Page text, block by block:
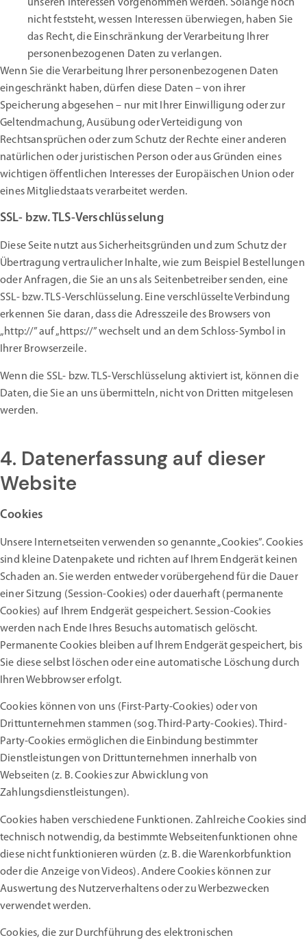
unseren Interessen vorgenommen werden. Solange noch
nicht feststeht, wessen Interessen überwiegen, haben Sie
das Recht, die Einschränkung der Verarbeitung Ihrer
personenbezogenen Daten zu verlangen.
Wenn Sie die Verarbeitung Ihrer personenbezogenen Daten
eingeschränkt haben, dürfen diese Daten – von ihrer
Speicherung abgesehen – nur mit Ihrer Einwilligung oder zur
Geltendmachung, Ausübung oder Verteidigung von
Rechtsansprüchen oder zum Schutz der Rechte einer anderen
natürlichen oder juristischen Person oder aus Gründen eines
wichtigen öffentlichen Interesses der Europäischen Union oder
eines Mitgliedstaats verarbeitet werden.
SSL- bzw. TLS-Verschlüsselung
Diese Seite nutzt aus Sicherheitsgründen und zum Schutz der
Übertragung vertraulicher Inhalte, wie zum Beispiel Bestellungen
oder Anfragen, die Sie an uns als Seitenbetreiber senden, eine
SSL- bzw. TLS-Verschlüsselung. Eine verschlüsselte Verbindung
erkennen Sie daran, dass die Adresszeile des Browsers von
„http://” auf „https://” wechselt und an dem Schloss-Symbol in
Ihrer Browserzeile.
Wenn die SSL- bzw. TLS-Verschlüsselung aktiviert ist, können die
Daten, die Sie an uns übermitteln, nicht von Dritten mitgelesen
werden.
4. Datenerfassung auf dieser
Website
Cookies
Unsere Internetseiten verwenden so genannte „Cookies”. Cookies
sind kleine Datenpakete und richten auf Ihrem Endgerät keinen
Schaden an. Sie werden entweder vorübergehend für die Dauer
einer Sitzung (Session-Cookies) oder dauerhaft (permanente
Cookies) auf Ihrem Endgerät gespeichert. Session-Cookies
werden nach Ende Ihres Besuchs automatisch gelöscht.
Permanente Cookies bleiben auf Ihrem Endgerät gespeichert, bis
Sie diese selbst löschen oder eine automatische Löschung durch
Ihren Webbrowser erfolgt.
Cookies können von uns (First-Party-Cookies) oder von
Drittunternehmen stammen (sog. Third-Party-Cookies). Third-
Party-Cookies ermöglichen die Einbindung bestimmter
Dienstleistungen von Drittunternehmen innerhalb von
Webseiten (z. B. Cookies zur Abwicklung von
Zahlungsdienstleistungen).
Cookies haben verschiedene Funktionen. Zahlreiche Cookies sind
technisch notwendig, da bestimmte Webseitenfunktionen ohne
diese nicht funktionieren würden (z. B. die Warenkorbfunktion
oder die Anzeige von Videos). Andere Cookies können zur
Auswertung des Nutzerverhaltens oder zu Werbezwecken
verwendet werden.
Cookies, die zur Durchführung des elektronischen